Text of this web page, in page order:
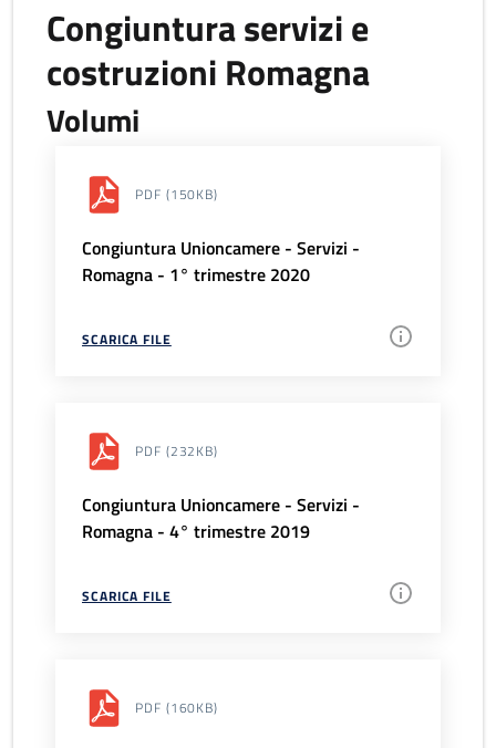
Congiuntura servizi e
costruzioni Romagna
Volumi
PDF (150KB)
Congiuntura Unioncamere - Servizi -
Romagna - 1° trimestre 2020
SCARICA FILE
PDF (232KB)
Congiuntura Unioncamere - Servizi -
Romagna - 4° trimestre 2019
SCARICA FILE
PDF (160KB)